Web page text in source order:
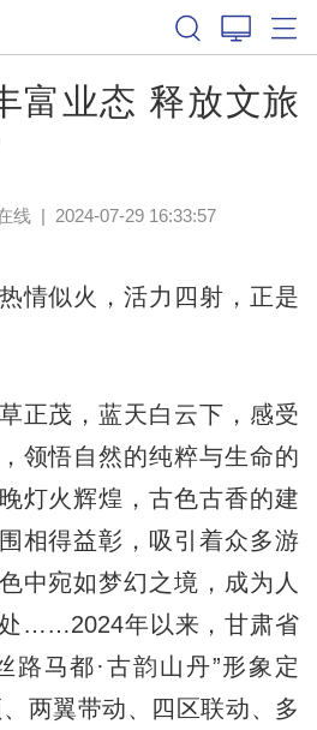
富业态 释放文旅
线| 2024-07-29 16:33:57
似火，活力四射，正是
茂，蓝天白云下，感受
领悟自然的纯粹与生命的
灯火辉煌，古色古香的建
相得益彰，吸引着众多游
中宛如梦幻之境，成为人
……2024年以来，甘肃省
路马都·古韵山丹”形象定
两翼带动、四区联动、多